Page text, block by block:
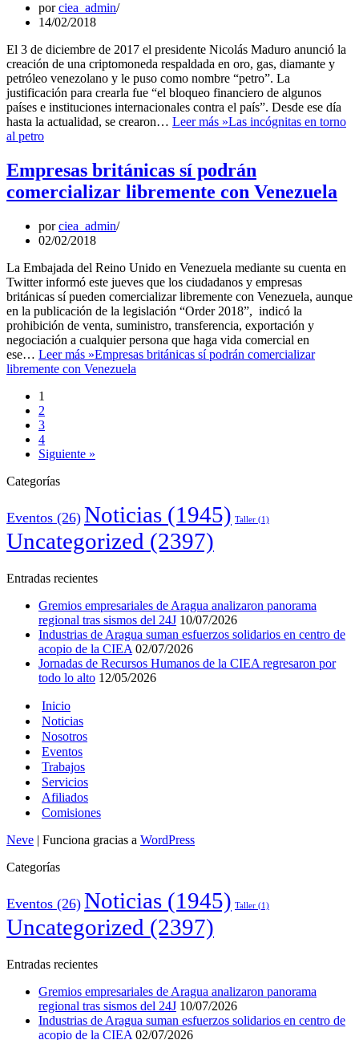
porciea_admin
14/02/2018
El 3 de diciembre de 2017 el presidente Nicolás Maduro anunció la
creación de una criptomoneda respaldada en oro, gas, diamante y
petróleo venezolano y le puso como nombre “petro”. La
justificación para crearla fue “el bloqueo financiero de algunos
países e instituciones internacionales contra el país”. Desde ese día
hasta la actualidad, se crearon… Leer más »Las incógnitas en torno
al petro
Empresas británicas sí podrán
comercializar libremente con Venezuela
porciea_admin
02/02/2018
La Embajada del Reino Unido en Venezuela mediante su cuenta en
Twitter informó este jueves que los ciudadanos y empresas
británicas sí pueden comercializar libremente con Venezuela, aunque
en la publicación de la legislación “Order 2018”, indicó la
prohibición de venta, suministro, transferencia, exportación y
negociación a cualquier persona que haga vida comercial en
ese… Leer más »Empresas británicas sí podrán comercializar
libremente con Venezuela
1
2
3
4
Siguiente »
Categorías
Eventos (26) Noticias (1945) Taller (1)
Uncategorized (2397)
Entradas recientes
Gremios empresariales de Aragua analizaron panorama
regional tras sismos del 24J 10/07/2026
Industrias de Aragua suman esfuerzos solidarios en centro de
acopio de la CIEA 02/07/2026
Jornadas de Recursos Humanos de la CIEA regresaron por
todo lo alto 12/05/2026
Inicio
Noticias
Nosotros
Eventos
Trabajos
Servicios
Afiliados
Comisiones
Neve | Funciona gracias a WordPress
Categorías
Eventos (26) Noticias (1945) Taller (1)
Uncategorized (2397)
Entradas recientes
Gremios empresariales de Aragua analizaron panorama
regional tras sismos del 24J 10/07/2026
Industrias de Aragua suman esfuerzos solidarios en centro de
acopio de la CIEA 02/07/2026